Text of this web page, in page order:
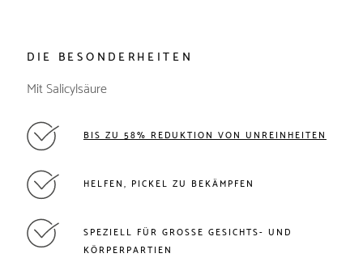
DIE BESONDERHEITEN
Mit Salicylsäure
BIS ZU 58% REDUKTION VON UNREINHEITEN
HELFEN, PICKEL ZU BEKÄMPFEN
SPEZIELL FÜR GROSSE GESICHTS- UND K
ÖRPERPARTIEN